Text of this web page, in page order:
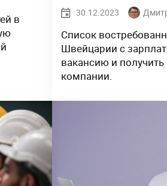
в
30.12.2023
Список
Швейцарии с
вакансию и
компании.